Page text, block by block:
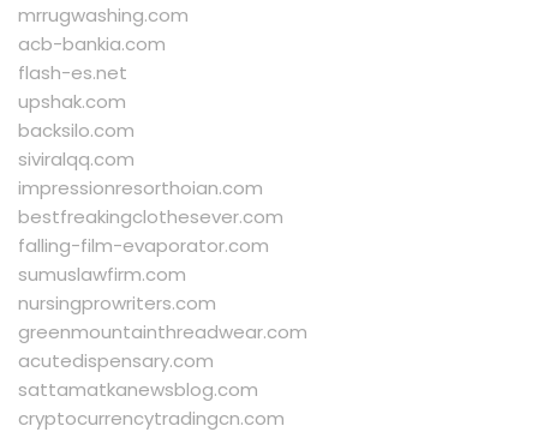
mrrugwashing.com
acb-bankia.com
flash-es.net
upshak.com
backsilo.com
siviralqq.com
impressionresorthoian.com
bestfreakingclothesever.com
falling-film-evaporator.com
sumuslawfirm.com
nursingprowriters.com
greenmountainthreadwear.com
acutedispensary.com
sattamatkanewsblog.com
cryptocurrencytradingcn.com